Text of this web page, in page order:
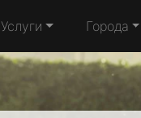
Услуги Города